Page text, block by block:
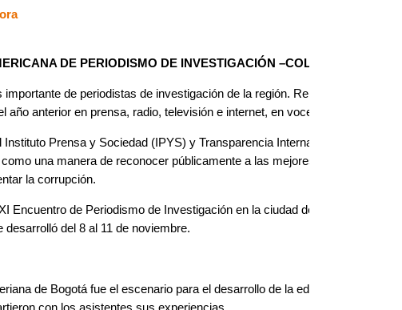
DE PERIODISMO DE INVESTIGACIÓN –COLPIN 2018
de periodistas de investigación de la región. Reúne y expone,
año anterior en prensa, radio, televisión e internet, en voces de sus autores.
Prensa y Sociedad (IPYS) y Transparencia Internacional, que
una manera de reconocer públicamente a las mejores
la corrupción.
Encuentro de Periodismo de Investigación en la ciudad de Bogotá,
del 8 al 11 de noviembre.
de Bogotá fue el escenario para el desarrollo de la edición 2018. El
con los asistentes sus experiencias.